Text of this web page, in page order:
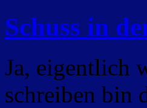
Schuss in
Ja, eigentlich
schreiben bin